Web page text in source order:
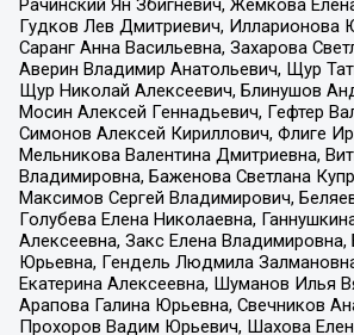
Рачинский Ян Збигневич, Жемкова
Гудков Лев Дмитриевич, Илларионова
Саранг Анна Васильевна, Захарова
Аверин Владимир Анатольевич, Щур
Щур Николай Алексеевич, Блинушов
Мосин Алексей Геннадьевич, Гефтер
Симонов Алексей Кириллович, Флиге
Мельникова Валентина Дмитриевна,
Владимировна, Баженова Светлана
Максимов Сергей Владимирович,
Голубева Елена Николаевна,
Алексеевна, Закс Елена Владимировна,
Юрьевна, Гендель Людмила
Екатерина Алексеевна, Шуманов Илья
Арапова Галина Юрьевна, Свечников
Прохоров Вадим Юрьевич, Шахова